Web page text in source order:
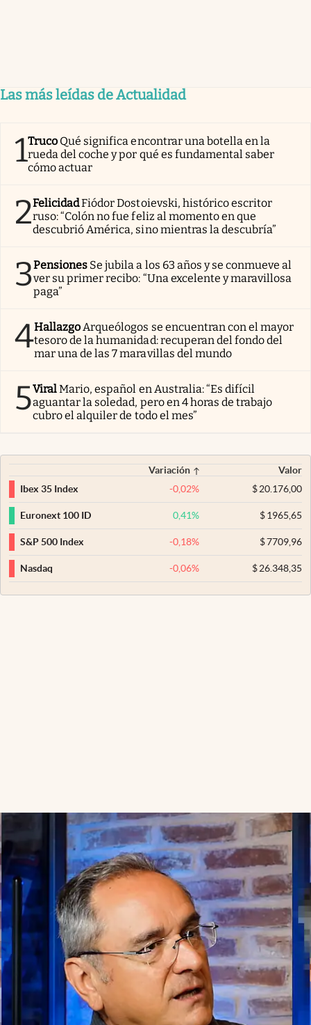
Las más leídas de Actualidad
1Truco Qué significa encontrar una botella en la
rueda del coche y por qué es fundamental saber
cómo actuar
2FelicidadFiódor Dostoievski, histórico escritor
ruso: “Colón no fue feliz al momento en que
descubrió América, sino mientras la descubría”
3Pensiones Se jubila a los 63 años y se conmueve al
ver su primer recibo: “Una excelente y maravillosa
paga”
4Hallazgo Arqueólogos se encuentran con el mayor
tesoro de la humanidad: recuperan del fondo del
mar una de las 7 maravillas del mundo
5ViralMario, español en Australia: “Es difícil
aguantar la soledad, pero en 4 horas de trabajo
cubro el alquiler de todo el mes”
Variación
Valor
Ibex 35 Index
-0,02% $20.176,00
Euronext 100 ID 0,41% $1965,65
S&P 500 Index -0,18% $7709,96
Nasdaq -0,06% $26.348,35